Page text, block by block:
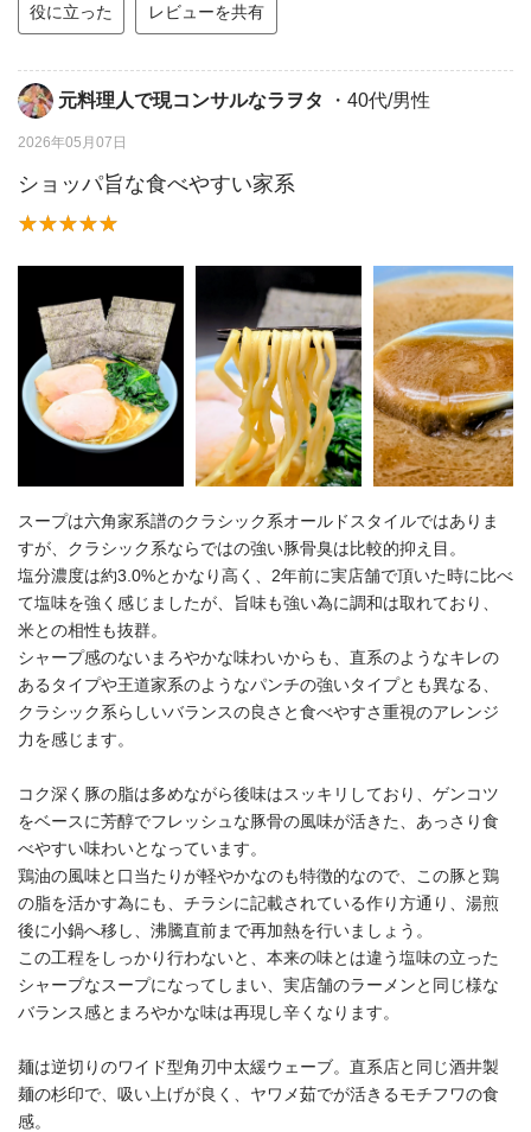
役に立った レビューを共有
元料理人で現コンサルなラヲタ ・40代/男性
2026年05月07日
ショッパ旨な食べやすい家系
スープは六角家系譜のクラシック系オールドスタイルではありま
すが、クラシック系ならではの強い豚骨臭は比較的抑え目。
塩分濃度は約3.0%とかなり高く、2年前に実店舗で頂いた時に比べ
て塩味を強く感じましたが、旨味も強い為に調和は取れており、
米との相性も抜群。
シャープ感のないまろやかな味わいからも、直系のようなキレの
あるタイプや王道家系のようなパンチの強いタイプとも異なる、
クラシック系らしいバランスの良さと食べやすさ重視のアレンジ
力を感じます。
コク深く豚の脂は多めながら後味はスッキリしており、ゲンコツ
をベースに芳醇でフレッシュな豚骨の風味が活きた、あっさり食
べやすい味わいとなっています。
鶏油の風味と口当たりが軽やかなのも特徴的なので、この豚と鶏
の脂を活かす為にも、チラシに記載されている作り方通り、湯煎
後に小鍋へ移し、沸騰直前まで再加熱を行いましょう。
この工程をしっかり行わないと、本来の味とは違う塩味の立った
シャープなスープになってしまい、実店舗のラーメンと同じ様な
バランス感とまろやかな味は再現し辛くなります。
麺は逆切りのワイド型角刃中太緩ウェーブ。直系店と同じ酒井製
麺の杉印で、吸い上げが良く、ヤワメ茹でが活きるモチフワの食
感。